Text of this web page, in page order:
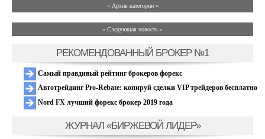
» Архив категории «
» Следующая новость »
РЕКОМЕНДОВАННЫЙ БРОКЕР №1
Самый правдивый рейтинг брокеров форекс
Автотрейдинг Pro-Rebate: копируй сделки VIP трейдеров бесплатно
Nord FX лучший форекс брокер 2019 года
ЖУРНАЛ «БИРЖЕВОЙ ЛИДЕР»